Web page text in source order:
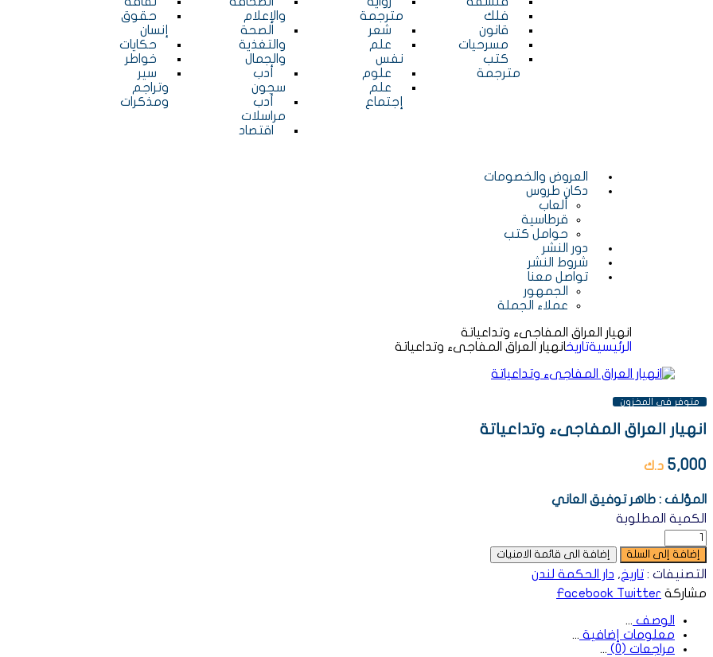
فلك
قانون
مسرحيات
كتب
مترجمة
مترجمة
شعر
علم
نفس
علوم
علم
إجتماع
والإعلام
الصحة
والتغذية
والجمال
أدب
سجون
أدب
مراسلات
اقتصاد
حقوق
إنسان
حكايات
خواطر
سير
وتراجم
ومذكرات
العروض والخصومات
دكان طروس
ألعاب
قرطاسية
حوامل كتب
دور النشر
شروط النشر
تواصل معنا
الجمهور
عملاء الجملة
انهيار العراق المفاجىء وتداعياتة
الرئيسيةتاريخانهيار العراق المفاجىء وتداعياتة
متوفر فى المخزون
انهيار العراق المفاجىء وتداعياتة
5,000 د.ك
المؤلف : طاهر توفيق العاني
الكمية المطلوبة
إضافة إلى السلة إضافة الى قائمة الامنيات
التصنيفات : تاريخ, دار الحكمة لندن
مشاركة
Facebook Twitter
الوصف
معلومات إضافية
مراجعات (0)